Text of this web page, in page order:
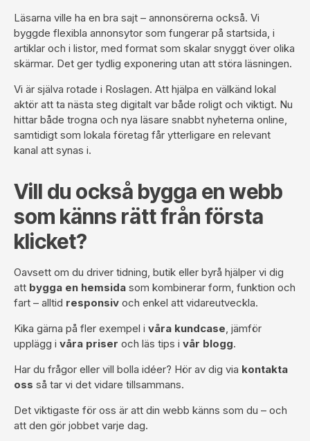
Läsarna ville ha en bra sajt – annonsörerna också. Vi
byggde flexibla annonsytor som fungerar på startsida, i
artiklar och i listor, med format som skalar snyggt över olika
skärmar. Det ger tydlig exponering utan att störa läsningen.
Vi är själva rotade i Roslagen. Att hjälpa en välkänd lokal
aktör att ta nästa steg digitalt var både roligt och viktigt. Nu
hittar både trogna och nya läsare snabbt nyheterna online,
samtidigt som lokala företag får ytterligare en relevant
kanal att synas i.
Vill du också bygga en webb
som känns rätt från första
klicket?
Oavsett om du driver tidning, butik eller byrå hjälper vi dig
att bygga en hemsida som kombinerar form, funktion och
fart – alltid responsiv och enkel att vidareutveckla.
Kika gärna på fler exempel i våra kundcase , jämför
upplägg i våra priser och läs tips i vår blogg.
Har du frågor eller vill bolla idéer? Hör av dig via kontakta
oss så tar vi det vidare tillsammans.
Det viktigaste för oss är att din webb känns som du – och
att den gör jobbet varje dag.